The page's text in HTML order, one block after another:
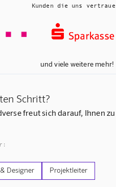
Kunden die uns
und viele weitere mehr!
Schritt?
freut sich darauf, Ihnen
Designer Projektleiter